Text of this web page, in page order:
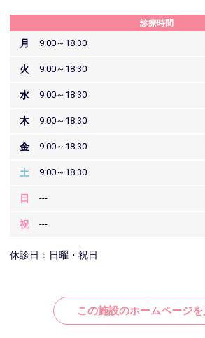
診療時間
月 9:00～18:30
火 9:00～18:30
水 9:00～18:30
木 9:00～18:30
金 9:00～18:30
土 9:00～18:30
日 ---
祝 ---
休診日：日曜・祝日
この施設のホームページを